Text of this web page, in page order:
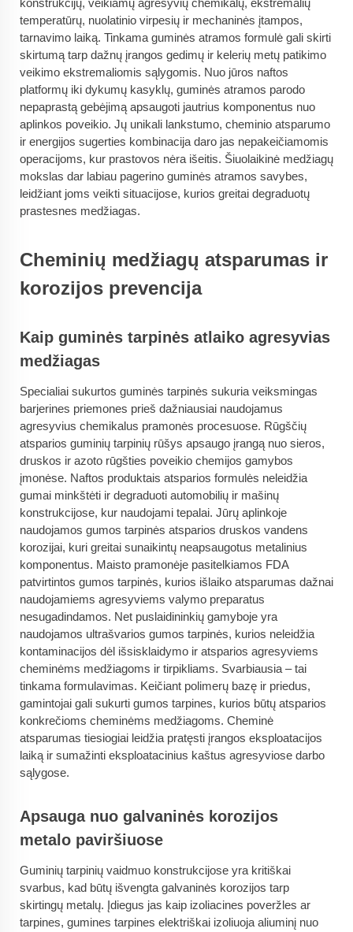
konstrukcijų, veikiamų agresyvių chemikalų, ekstremalių
temperatūrų, nuolatinio virpesių ir mechaninės įtampos,
tarnavimo laiką. Tinkama guminės atramos formulė gali skirti
skirtumą tarp dažnų įrangos gedimų ir kelerių metų patikimo
veikimo ekstremaliomis sąlygomis. Nuo jūros naftos
platformų iki dykumų kasyklų, guminės atramos parodo
nepaprastą gebėjimą apsaugoti jautrius komponentus nuo
aplinkos poveikio. Jų unikali lankstumo, cheminio atsparumo
ir energijos sugerties kombinacija daro jas nepakeičiamomis
operacijoms, kur prastovos nėra išeitis. Šiuolaikinė medžiagų
mokslas dar labiau pagerino guminės atramos savybes,
leidžiant joms veikti situacijose, kurios greitai degraduotų
prastesnes medžiagas.
Cheminių medžiagų atsparumas ir
korozijos prevencija
Kaip guminės tarpinės atlaiko agresyvias
medžiagas
Specialiai sukurtos guminės tarpinės sukuria veiksmingas
barjerines priemones prieš dažniausiai naudojamus
agresyvius chemikalus pramonės procesuose. Rūgščių
atsparios guminių tarpinių rūšys apsaugo įrangą nuo sieros,
druskos ir azoto rūgšties poveikio chemijos gamybos
įmonėse. Naftos produktais atsparios formulės neleidžia
gumai minkštėti ir degraduoti automobilių ir mašinų
konstrukcijose, kur naudojami tepalai. Jūrų aplinkoje
naudojamos gumos tarpinės atsparios druskos vandens
korozijai, kuri greitai sunaikintų neapsaugotus metalinius
komponentus. Maisto pramonėje pasitelkiamos FDA
patvirtintos gumos tarpinės, kurios išlaiko atsparumas dažnai
naudojamiems agresyviems valymo preparatus
nesugadindamos. Net puslaidininkių gamyboje yra
naudojamos ultrašvarios gumos tarpinės, kurios neleidžia
kontaminacijos dėl išsisklaidymo ir atsparios agresyviems
cheminėms medžiagoms ir tirpikliams. Svarbiausia – tai
tinkama formulavimas. Keičiant polimerų bazę ir priedus,
gamintojai gali sukurti gumos tarpines, kurios būtų atsparios
konkrečioms cheminėms medžiagoms. Cheminė
atsparumas tiesiogiai leidžia pratęsti įrangos eksploatacijos
laiką ir sumažinti eksploatacinius kaštus agresyviose darbo
sąlygose.
Apsauga nuo galvaninės korozijos
metalo paviršiuose
Guminių tarpinių vaidmuo konstrukcijose yra kritiškai
svarbus, kad būtų išvengta galvaninės korozijos tarp
skirtingų metalų. Įdiegus jas kaip izoliacines poveržles ar
tarpines, gumines tarpines elektriškai izoliuoja aliuminį nuo